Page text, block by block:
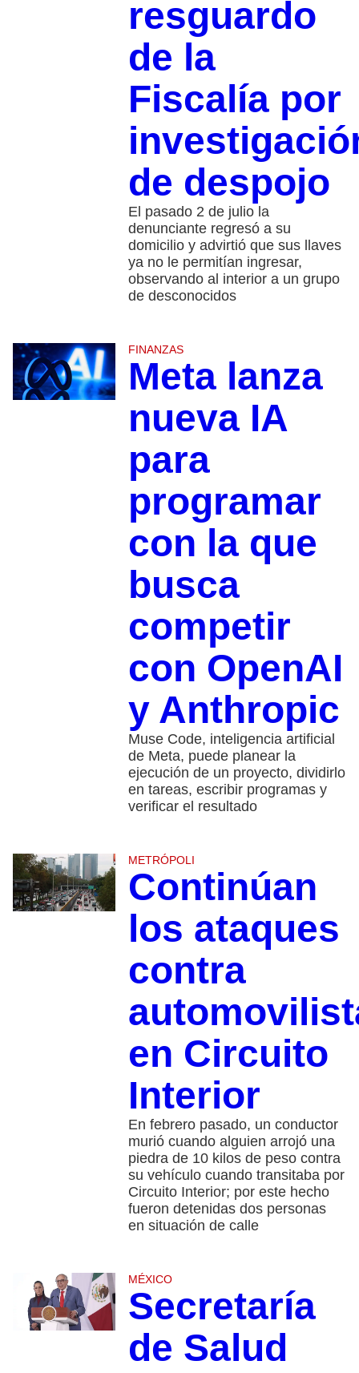
resguardo
de la
Fiscalía por
de despojo
El pasado 2 de julio la
denunciante regresó a su
domicilio y advirtió que sus llaves
ya no le permitían ingresar,
observando al interior a un grupo
de desconocidos
FINANZAS
Meta lanza
nueva IA
para
programar
con la que
busca
competir
con OpenAI
y Anthropic
Muse Code, inteligencia artificial
de Meta, puede planear la
ejecución de un proyecto, dividirlo
en tareas, escribir programas y
verificar el resultado
METRÓPOLI
Continúan
los ataques
contra
en Circuito
Interior
En febrero pasado, un conductor
murió cuando alguien arrojó una
piedra de 10 kilos de peso contra
su vehículo cuando transitaba por
Circuito Interior; por este hecho
fueron detenidas dos personas
en situación de calle
MÉXICO
Secretaría
de Salud